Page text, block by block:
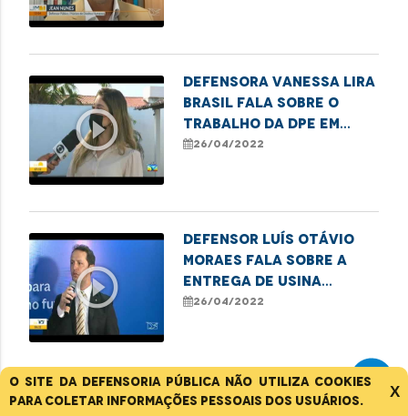
O site da Defensoria Pública não utiliza cookies
para coletar informações pessoais dos usuários.
X
play_circle_outline
Defensora Vanessa Lira
Brasil fala sobre o
trabalho da DPE em
prol do
26/04/2022
play_circle_outline
Defensor Luís Otávio
Moraes fala sobre a
entrega de usina
elétrica para o
26/04/2022
Defensor-geral